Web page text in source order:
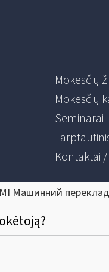
Mokesčių
Mokesčių
Seminarai
Kontaktai
Машинний